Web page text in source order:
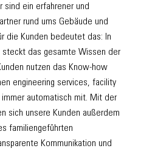
sind ein erfahrener und
rund ums Gebäude und
die Kunden bedeutet das: In
das gesamte Wissen der
nutzen das Know-how
engineering services, facility
automatisch mit. Mit der
sich unsere Kunden außerdem
familiengeführten
Kommunikation und